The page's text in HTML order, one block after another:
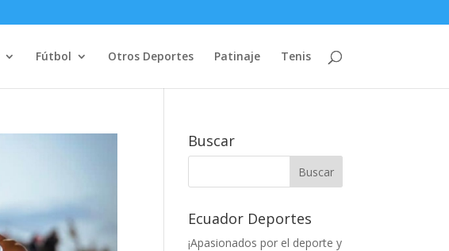
Fútbol Otros Deportes Patinaje Tenis
Buscar
Ecuador Deportes
¡Apasionados por el deporte y